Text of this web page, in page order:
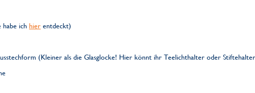
habe ich hier entdeckt)
(Kleiner als die Glasglocke! Hier könnt ihr Teelichthalter oder